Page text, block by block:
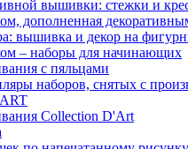
вышивки: стежки и
дополненная
вышивка и декор на
– наборы для начинающих
с пяльцами
наборов, снятых с
Collection D'Art